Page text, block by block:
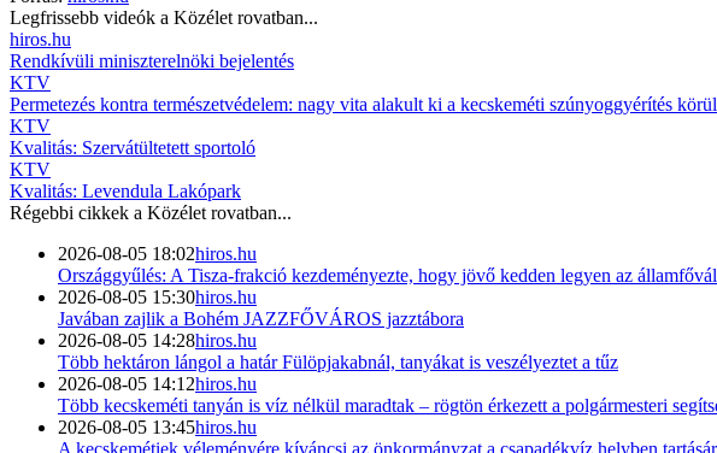
Legfrissebb videók a Közélet rovatban...
hiros.hu
Rendkívüli miniszterelnöki bejelentés
KTV
Permetezés kontra természetvédelem: nagy vita alakult ki a kecskeméti szúnyoggyérítés körül
KTV
Kvalitás: Szervátültetett sportoló
KTV
Kvalitás: Levendula Lakópark
Régebbi cikkek a Közélet rovatban...
2026-08-05 18:02hiros.hu
Országgyűlés: A Tisza-frakció kezdeményezte, hogy jövő kedden legyen az
2026-08-05 15:30hiros.hu
Javában zajlik a Bohém JAZZFŐVÁROS jazztábora
2026-08-05 14:28hiros.hu
Több hektáron lángol a határ Fülöpjakabnál, tanyákat is veszélyeztet a tűz
2026-08-05 14:12hiros.hu
Több kecskeméti tanyán is víz nélkül maradtak – rögtön érkezett a polgármesteri
2026-08-05 13:45hiros.hu
A kecskemétiek véleményére kíváncsi az önkormányzat a csapadékvíz helyben